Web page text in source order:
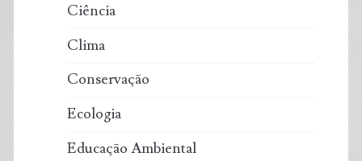
Ciência
Clima
Conservação
Ecologia
Educação Ambiental